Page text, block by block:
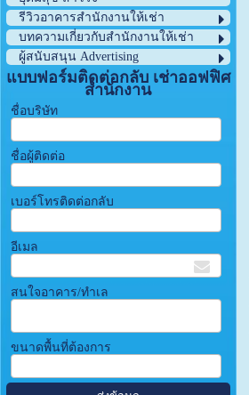
รีวิวอาคารสำนักงานให้เช่า
บทความเกี่ยวกับสำนักงานให้เช่า
ผู้สนับสนุน Advertising
แบบฟอร์มติดต่อกลับ เช่าออฟฟิศ
สำนักงาน
ชื่อบริษัท
ชื่อผู้ติดต่อ
เบอร์โทรติดต่อกลับ
อีเมล
สนใจอาคาร/ทำเล
ขนาดพื้นที่ต้องการ